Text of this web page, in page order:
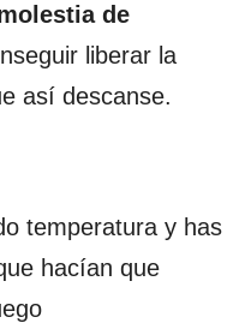
de
liberar la
así descanse.
temperatura y has
hacían que